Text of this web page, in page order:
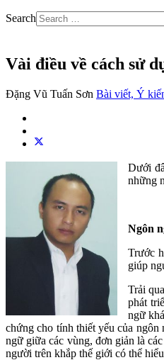
Search
Vài điều về cách sử
Đặng Vũ Tuấn Sơn Bài viết, Ý
Dưới
những
Ngôn
Trước
giúp
Trải
phát
ngữ
chứng cho tính thiết yếu của
ngữ giữa các vùng, đơn giản là
người trên khắp thế giới có thể